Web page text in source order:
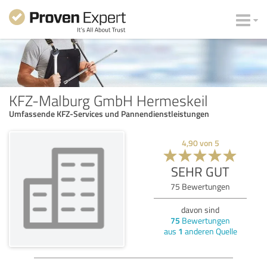
KFZ-Malburg GmbH Hermeskeil
Umfassende KFZ-Services und Pannendienstleistungen
4,90von 5
SEHR GUT
75 Bewertungen
davon sind
75 Bewertungen
aus 1 anderen Quelle